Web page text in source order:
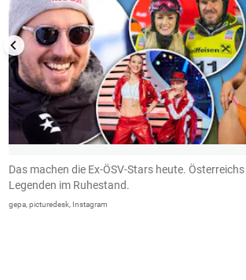
Das machen die Ex-ÖSV-Stars heute.
Legenden im Ruhestand.
gepa, picturedesk, Instagram